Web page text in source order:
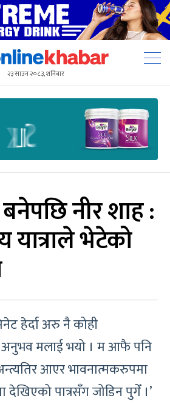
२३ साउन २०८३, शनिबार
बनेपछि नीर शाह :
यात्राले भेटेको
हेर्दा अरु नै कोही
अनुभव मलाई भयो । म आफै पनि
अन्त्यतिर आएर भावनात्मकरुपमा
पात्रसँग जोडिन पुगेँ ।’